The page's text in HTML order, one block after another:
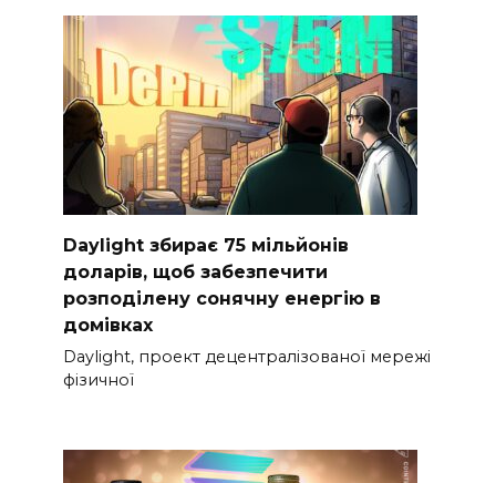
Daylight збирає 75 мільйонів
доларів, щоб забезпечити
розподілену сонячну енергію в
домівках
Daylight, проект децентралізованої мережі
фізичної